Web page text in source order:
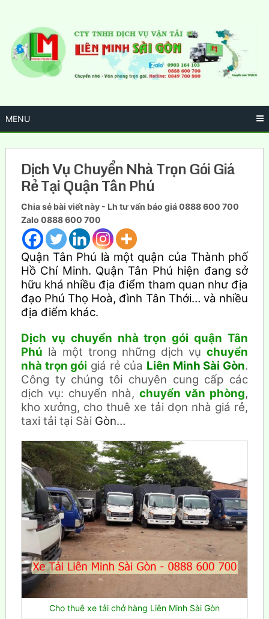
content
MENU
Dịch Vụ Chuyển Nhà Trọn Gói Giá
Rẻ Tại Quận Tân Phú
Chia sẻ bài viết này - Lh tư vấn báo giá 0888 600 700
Zalo 0888 600 700
Quận Tân Phú là một quận của Thành phố
Hồ Chí Minh. Quận Tân Phú hiện đang sở
hữu khá nhiều địa điểm tham quan như địa
đạo Phú Thọ Hoà, đình Tân Thới… và nhiều
địa điểm khác.
Dịch vụ chuyển nhà trọn gói quận Tân
Phú là một trong những dịch vụchuyển
nhà trọn gói giá rẻ của Liên Minh Sài Gòn.
Công ty chúng tôi chuyên cung cấp các
dịch vụ: chuyển nhà,chuyển văn phòng,
kho xưởng, cho thuê xe tải dọn nhà giá rẻ,
taxi tải tại Sài Gòn…
Cho thuê xe tải chở hàng Liên Minh Sài Gòn